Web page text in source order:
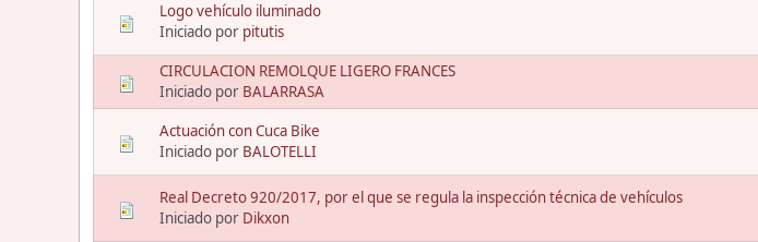
Logo vehículo iluminado
Iniciado por pitutis
CIRCULACION REMOLQUE LIGERO FRANCES
Iniciado por BALARRASA
Actuación con Cuca Bike
Iniciado por BALOTELLI
Real Decreto 920/2017, por el que se regula la inspección técnica de vehículos
Iniciado por Dikxon